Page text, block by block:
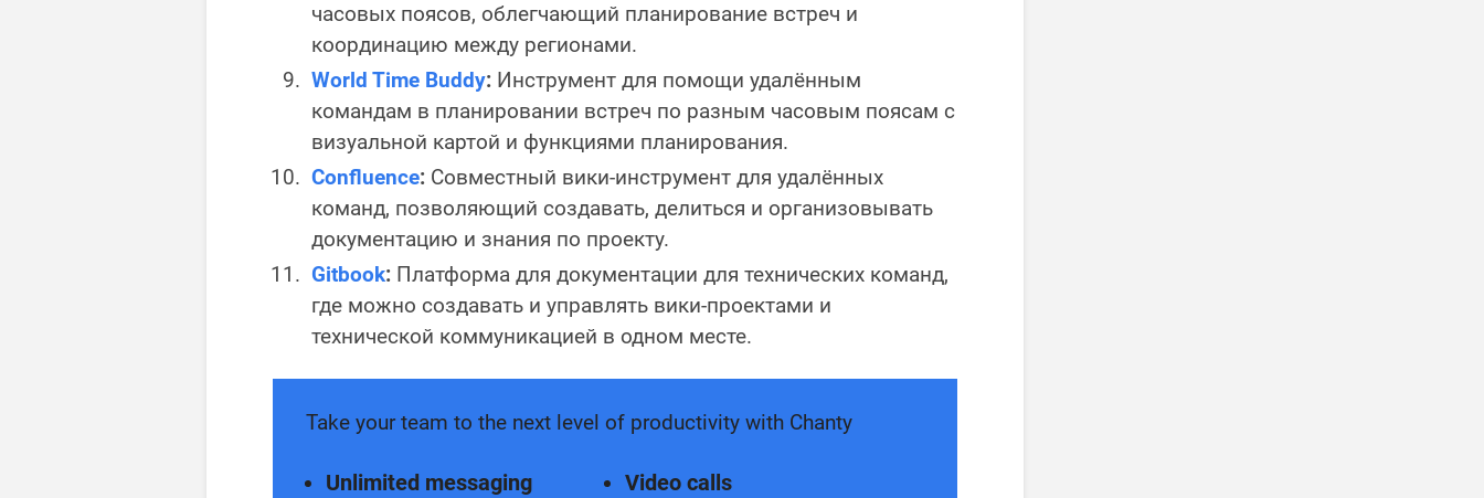
часовых поясов, облегчающий планирование встреч и
координацию между регионами.
World Time Buddy: Инструмент для помощи удалённым
командам в планировании встреч по разным часовым поясам с
визуальной картой и функциями планирования.
Confluence: Совместный вики-инструмент для удалённых
команд, позволяющий создавать, делиться и организовывать
документацию и знания по проекту.
Gitbook: Платформа для документации для технических команд,
где можно создавать и управлять вики-проектами и
технической коммуникацией в одном месте.
Take your team to the next level of productivity with Chanty
Unlimited messaging
Video calls